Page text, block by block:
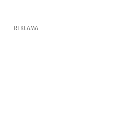
REKLAMA